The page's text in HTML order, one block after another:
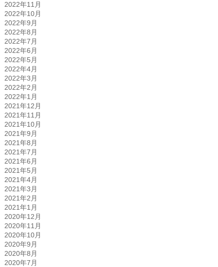
2022年11月
2022年10月
2022年9月
2022年8月
2022年7月
2022年6月
2022年5月
2022年4月
2022年3月
2022年2月
2022年1月
2021年12月
2021年11月
2021年10月
2021年9月
2021年8月
2021年7月
2021年6月
2021年5月
2021年4月
2021年3月
2021年2月
2021年1月
2020年12月
2020年11月
2020年10月
2020年9月
2020年8月
2020年7月